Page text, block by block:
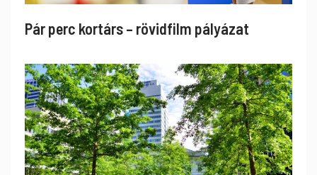
Pár perc kortárs – rövidfilm pályázat